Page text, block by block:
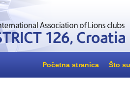
Početna stranica Što